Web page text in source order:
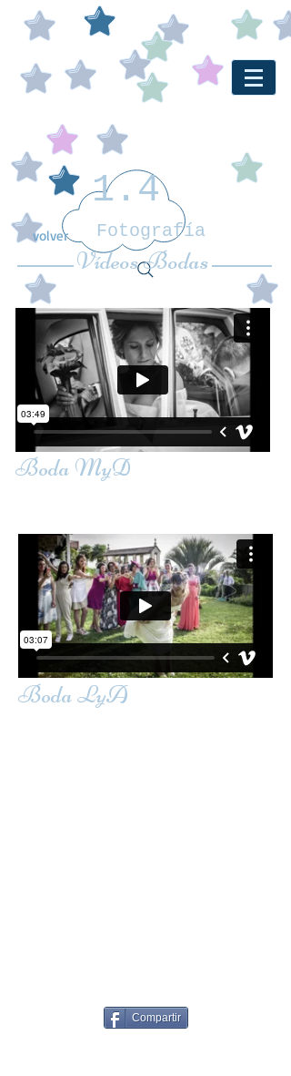
1.4
Fotografía
www.unopuntocuatrofotografia.co
volver
Vídeos Bodas
Boda MyD
Boda LyA
Compartir